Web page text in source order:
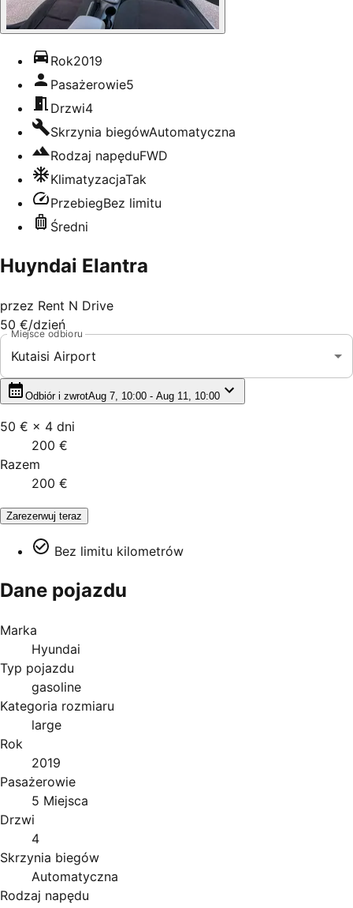
Rok2019
Pasażerowie5
Drzwi4
Skrzynia biegówAutomatyczna
Rodzaj napęduFWD
KlimatyzacjaTak
PrzebiegBez limitu
Średni
Huyndai Elantra
przez Rent N Drive
50 €/dzień
Miejsce odbioru
Kutaisi Airport
Odbiór i zwrotAug 7, 10:00 - Aug 11, 10:00
50 € × 4 dni
200 €
Razem
200 €
Zarezerwuj teraz
Bez limitu kilometrów
Dane pojazdu
Marka
Hyundai
Typ pojazdu
gasoline
Kategoria rozmiaru
large
Rok
2019
Pasażerowie
5 Miejsca
Drzwi
4
Skrzynia biegów
Automatyczna
Rodzaj napędu